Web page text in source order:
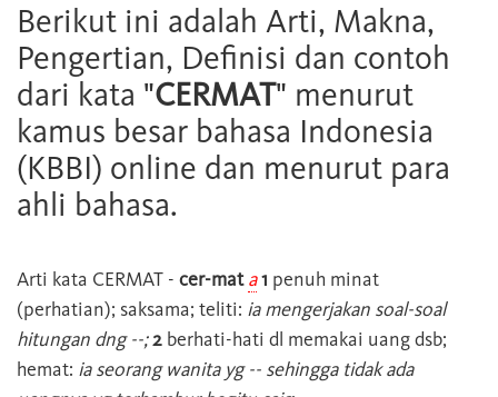
Berikut ini adalah Arti, Makna,
Pengertian, Definisi dan contoh
dari kata "CERMAT" menurut
kamus besar bahasa Indonesia
(KBBI) online dan menurut para
ahli bahasa.
Arti kata CERMAT - cer-mat a1 penuh minat
(perhatian); saksama; teliti: ia mengerjakan soal-soal
hitungan dng --;2 berhati-hati dl memakai uang dsb;
hemat: ia seorang wanita yg -- sehingga tidak ada